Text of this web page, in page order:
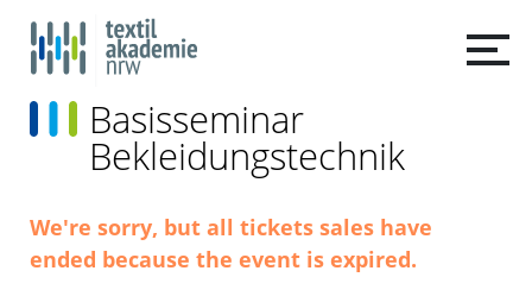
Basisseminar
Bekleidungstechnik
We're sorry, but all tickets sales have
ended because the event is expired.